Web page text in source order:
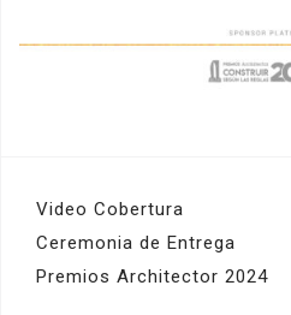
Navegación
de
entradas
Video Cobertura
Ceremonia de Entrega
Premios Architector 2024